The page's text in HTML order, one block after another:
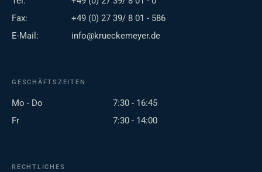
Fax:
+49 (0) 27 39/ 8 01 - 586
E-Mail:
info@krueckemeyer.de
GESCHÄFTSZEITEN
Mo - Do
7:30 - 16:45
Fr
7:30 - 14:00
RECHTLICHES